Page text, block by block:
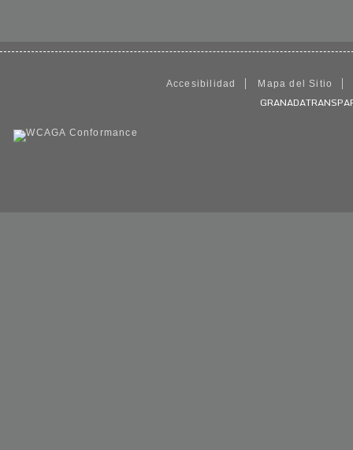
Accesibilidad Mapa del Sitio